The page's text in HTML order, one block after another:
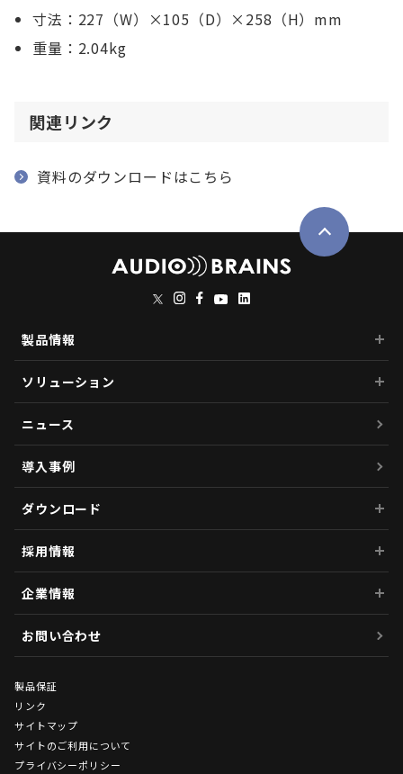
寸法：227（W）×105（D）×258（H）mm
重量：2.04kg
関連リンク
資料のダウンロードはこちら
製品情報
ソリューション
ニュース
導入事例
ダウンロード
採用情報
企業情報
お問い合わせ
製品保証
リンク
サイトマップ
サイトのご利用について
プライバシーポリシー